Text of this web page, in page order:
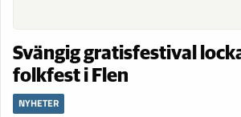
Svängig gratisfestival
folkfest i Flen
NYHETER